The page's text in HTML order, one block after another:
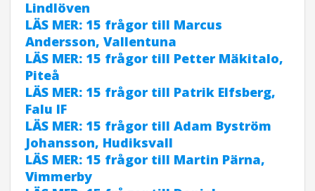
Lindlöven
LÄS MER: 15 frågor till Marcus
Andersson, Vallentuna
LÄS MER: 15 frågor till Petter Mäkitalo,
Piteå
LÄS MER: 15 frågor till Patrik Elfsberg,
Falu IF
LÄS MER: 15 frågor till Adam Byström
Johansson, Hudiksvall
LÄS MER: 15 frågor till Martin Pärna,
Vimmerby